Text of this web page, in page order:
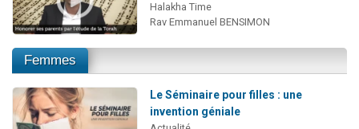
Halakha Time
Rav Emmanuel BENSIMON
Femmes
Le Séminaire pour filles : une
invention géniale